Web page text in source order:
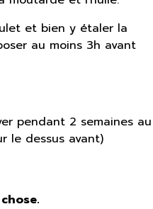
et bien y étaler la
au moins 3h avant
pendant 2 semaines au
le dessus avant)